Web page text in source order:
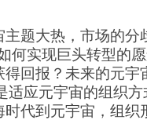
题大热，市场的分
何实现巨头转型的
回报？未来的元宇
适应元宇宙的组织
时代到元宇宙，组